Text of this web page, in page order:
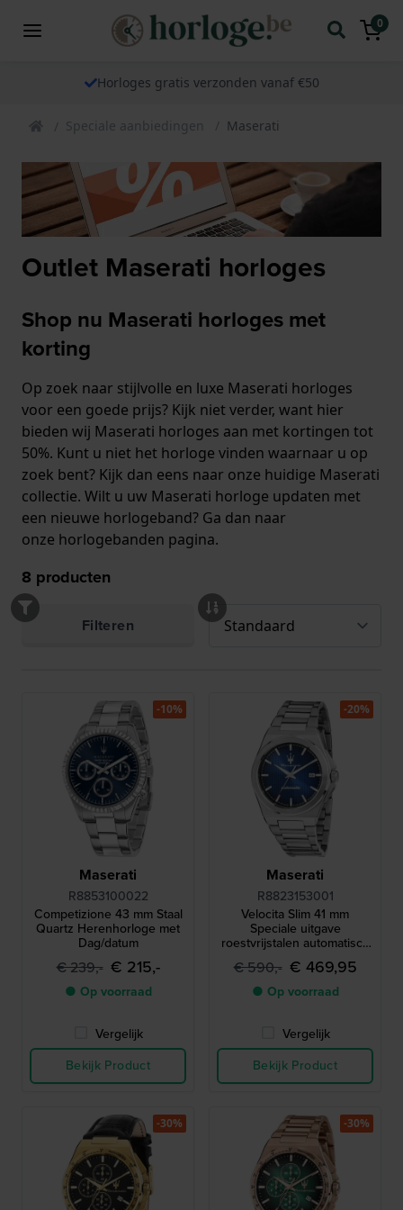
0
Horloges gratis verzonden vanaf €50
Speciale aanbiedingen Maserati
Outlet Maserati horloges
Shop nu Maserati horloges met
korting
Op zoek naar stijlvolle en luxe Maserati horloges
voor een goede prijs? Kijk niet verder, want hier
bieden wij Maserati horloges aan met kortingen tot
50%. Kunt u niet het horloge vinden waarnaar u op
zoek bent? Kijk dan eens naar onze huidige Maserati
collectie. Wilt u uw Maserati horloge updaten met
een nieuwe horlogeband? Ga dan naar
onze horlogebanden pagina.
8 producten
Filteren
Maserati
R8853100022
Competizione 43 mm Staal
Quartz Herenhorloge met
Dag/datum
€ 239,- € 215,-
● Op voorraad
Vergelijk
Bekijk Product
-10%
Maserati
R8823153001
Velocita Slim 41 mm
Speciale uitgave
roestvrijstalen automatisch
herenhorloge
€ 590,- € 469,95
● Op voorraad
Vergelijk
Bekijk Product
-20%
-30% -30%